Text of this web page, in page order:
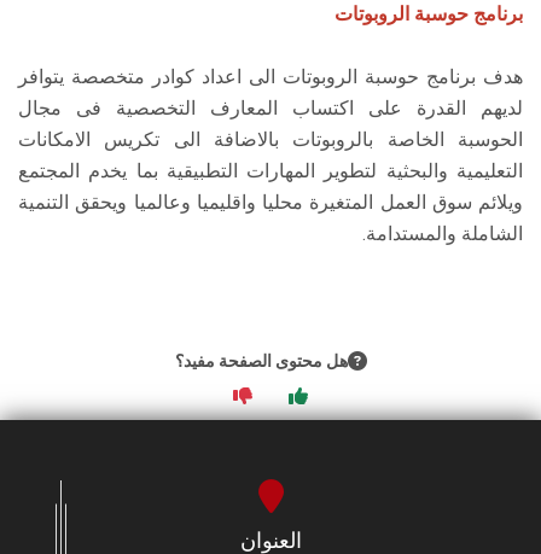
برنامج حوسبة الروبوتات
هدف برنامج حوسبة الروبوتات الى اعداد كوادر متخصصة يتوافر
لديهم القدرة على اكتساب المعارف التخصصية فى مجال
الحوسبة الخاصة بالروبوتات بالاضافة الى تكريس الامكانات
التعليمية والبحثية لتطوير المهارات التطبيقية بما يخدم المجتمع
ويلائم سوق العمل المتغيرة محليا واقليميا وعالميا ويحقق التنمية
الشاملة والمستدامة.
هل محتوى الصفحة مفيد؟
العنوان